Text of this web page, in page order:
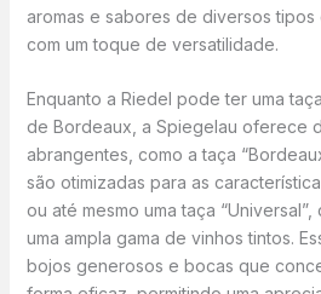
aromas e sabores de diversos tipos
com um toque de versatilidade.
Enquanto a Riedel pode ter uma
de Bordeaux, a Spiegelau oferece
abrangentes, como a taça
são otimizadas para as
ou até mesmo uma taça
uma ampla gama de vinhos tintos.
bojos generosos e bocas que